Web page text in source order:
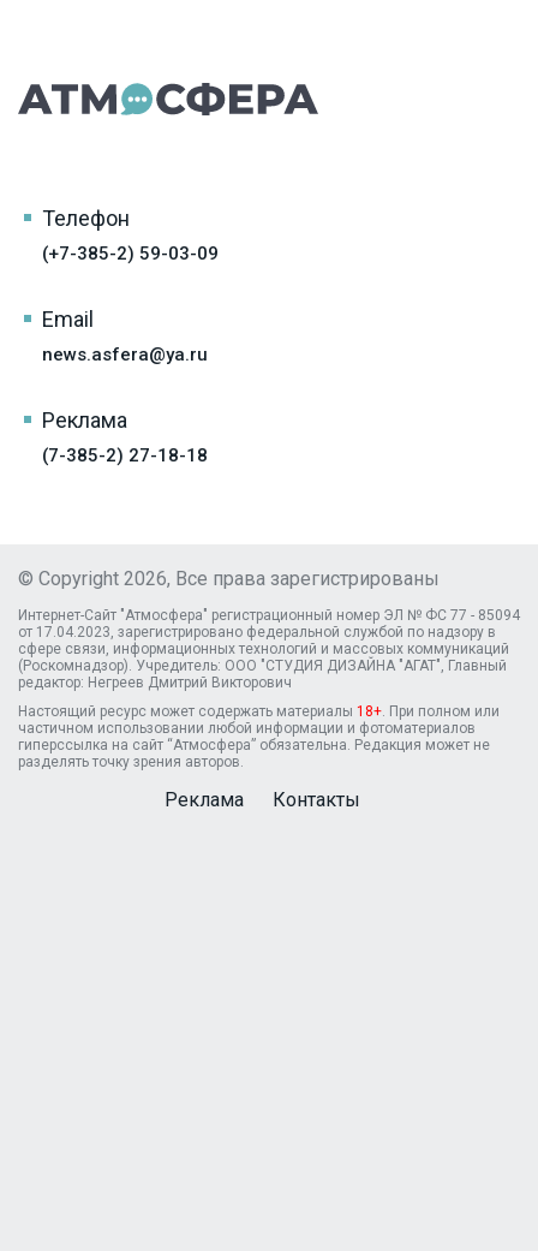
Телефон
(+7-385-2) 59-03-09
Email
news.asfera@ya.ru
Реклама
(7-385-2) 27-18-18
© Copyright 2026, Все права зарегистрированы
Интернет-Сайт "Атмосфера" регистрационный номер ЭЛ № ФС 77 - 85094
от 17.04.2023, зарегистрировано федеральной службой по надзору в
сфере связи, информационных технологий и массовых коммуникаций
(Роскомнадзор). Учредитель: ООО "СТУДИЯ ДИЗАЙНА "АГАТ", Главный
редактор: Негреев Дмитрий Викторович
Настоящий ресурс может содержать материалы 18+ . При полном или
частичном использовании любой информации и фотоматериалов
гиперссылка на сайт “Атмосфера” обязательна. Редакция может не
разделять точку зрения авторов.
Реклама Контакты